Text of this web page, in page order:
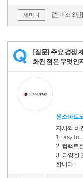
세미나 [첨마소 3탄
Q
[질문] 주요 경쟁
화된 점은 무엇인
센소파트
자사의 비
1. Easy to
2. 컴팩트
3. 다양한
합니다.